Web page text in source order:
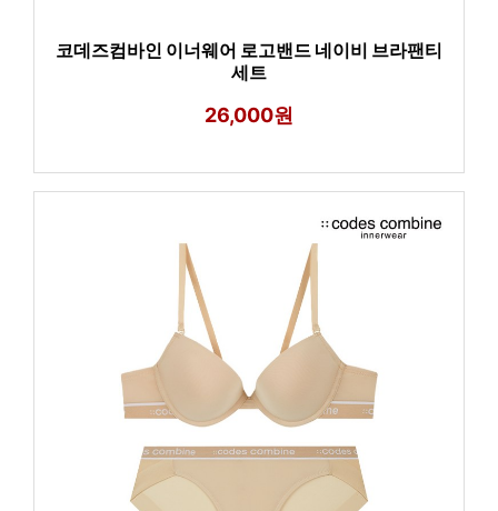
코데즈컴바인 이너웨어 로고밴드 네이비 브라팬티
세트
26,000원